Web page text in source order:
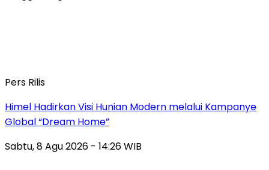
Pers Rilis
Himel Hadirkan Visi Hunian Modern melalui Kampanye
Global “Dream Home”
Sabtu, 8 Agu 2026 - 14:26 WIB